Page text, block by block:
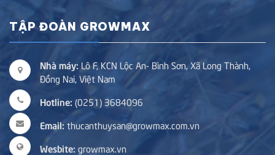
TẬP ĐOÀN GROWMAX
Nhà máy: Lô F, KCN Lộc An- Bình Sơn, Xã Long Thành,
Đồng Nai, Việt Nam
Hotline: (0251) 3684096
Email: thucanthuysan@growmax.com.vn
Wesbite: growmax.vn